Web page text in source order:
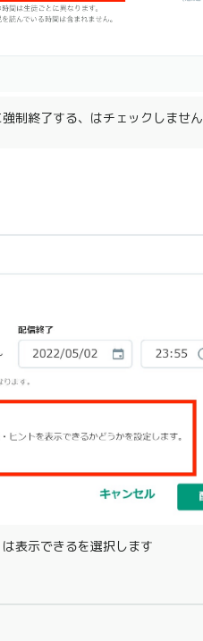
強制終了する、はチェックしません
表示できるを選択します